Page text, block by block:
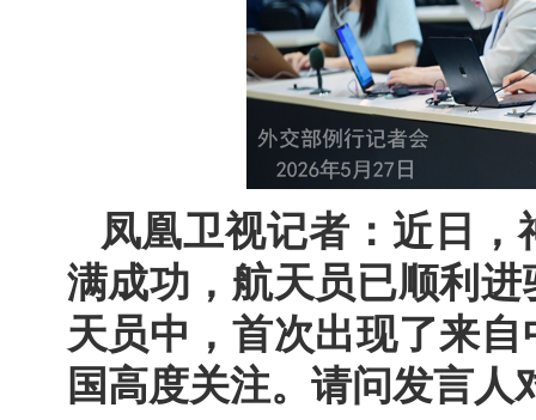
凤凰卫视记者：近日
满成功，航天员已顺利
天员中，首次出现了来
国高度关注。请问发言人